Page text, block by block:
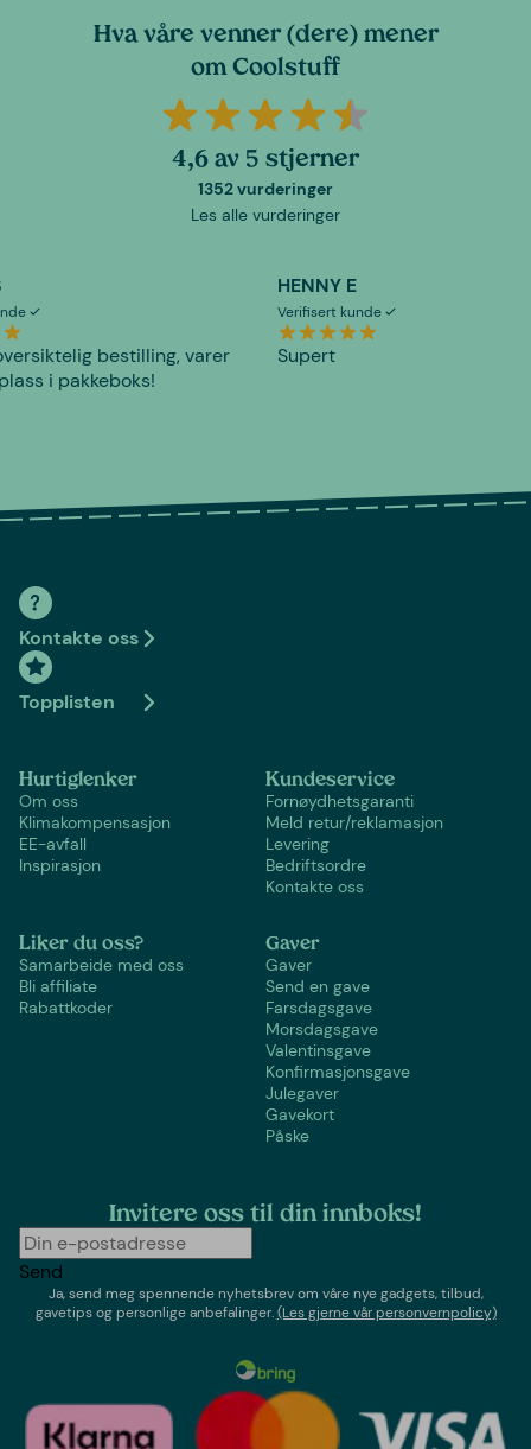
Hva våre venner (dere) mener
om Coolstuff
4,6 av 5 stjerner
1352 vurderinger
Les alle vurderinger
bestilling, varer
i pakkeboks!
HENNY E
Verifisert kunde
Supert
Kontakte oss
Topplisten
Hurtiglenker
Om oss
Klimakompensasjon
EE-avfall
Inspirasjon
Kundeservice
Fornøydhetsgaranti
Meld retur/reklamasjon
Levering
Bedriftsordre
Kontakte oss
Liker du oss?
Samarbeide med oss
Bli affiliate
Rabattkoder
Gaver
Gaver
Send en gave
Farsdagsgave
Morsdagsgave
Valentinsgave
Konfirmasjonsgave
Julegaver
Gavekort
Påske
Invitere oss til din innboks!
Send
Ja, send meg spennende nyhetsbrev om våre nye gadgets, tilbud,
gavetips og personlige anbefalinger.(Les gjerne vår personvernpolicy)